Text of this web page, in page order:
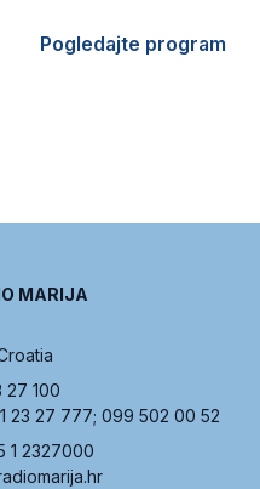
Pogledajte program
MARIJA
27 100
23 27 777; 099 502 00 52
1 2327000